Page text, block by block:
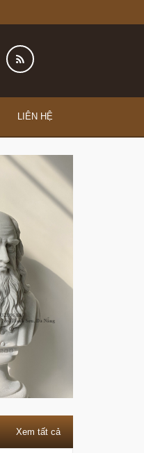
LIÊN HỆ
Xem tất cả